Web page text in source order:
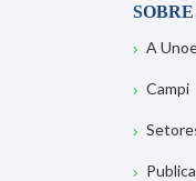
A
Campi